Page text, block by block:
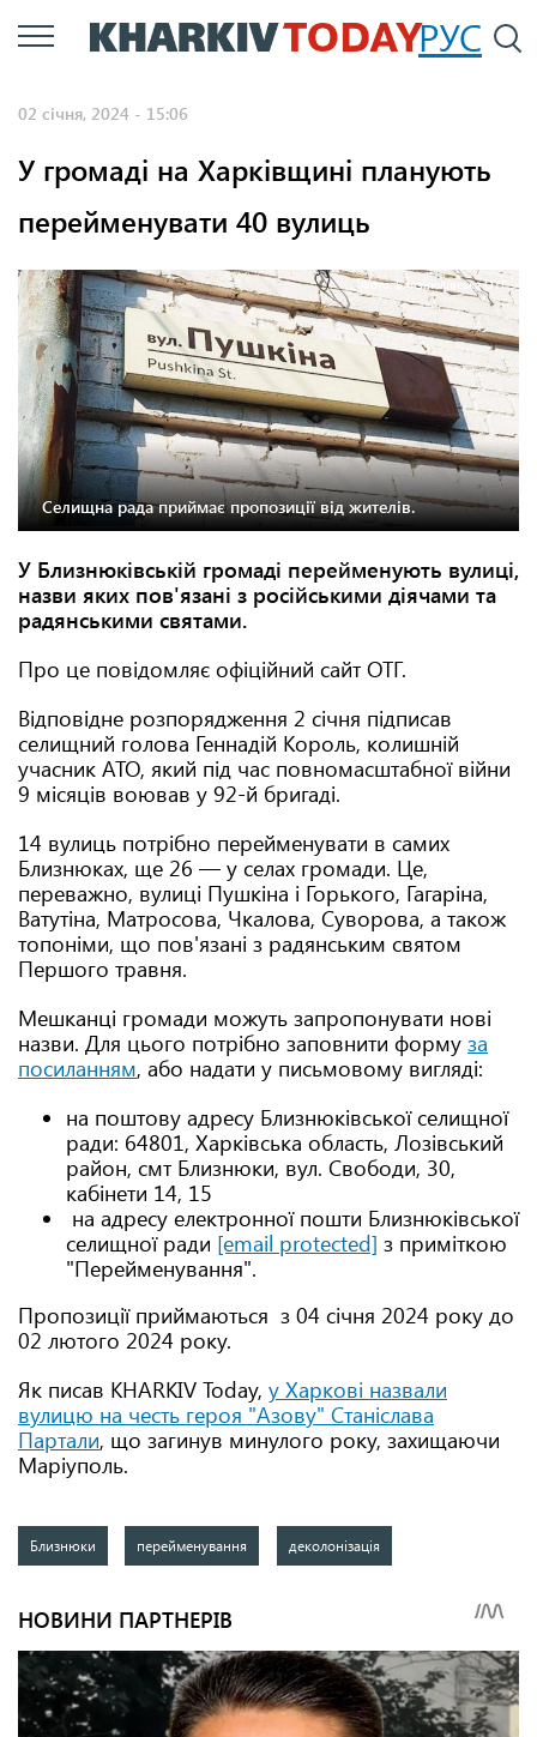
Перейти
до
РУС
02 січня, 2024 - 15:06
У громаді на Харківщині планують
перейменувати 40 вулиць
Фото: Близнюківська ОТГ
Селищна рада приймає пропозиції від жителів.
У Близнюківській громаді перейменують вулиці,
назви яких пов'язані з російськими діячами та
радянськими святами.
Про це повідомляє офіційний сайт ОТГ.
Відповідне розпорядження 2 січня підписав
селищний голова Геннадій Король, колишній
учасник АТО, який під час повномасштабної війни
9 місяців воював у 92-й бригаді.
14 вулиць потрібно перейменувати в самих
Близнюках, ще 26 — у селах громади. Це,
переважно, вулиці Пушкіна і Горького, Гагаріна,
Ватутіна, Матросова, Чкалова, Суворова, а також
топоніми, що пов'язані з радянським святом
Першого травня.
Мешканці громади можуть запропонувати нові
назви. Для цього потрібно заповнити форму за
посиланням, або надати у письмовому вигляді:
на поштову адресу Близнюківської селищної
ради: 64801, Харківська область, Лозівський
район, смт Близнюки, вул. Свободи, 30,
кабінети 14, 15
на адресу електронної пошти Близнюківської
селищної ради [email protected] з приміткою
"Перейменування".
Пропозиції приймаються з 04 січня 2024 року до
02 лютого 2024 року.
Як писав KHARKIV Today, у Харкові назвали
вулицю на честь героя "Азову" Станіслава
Партали, що загинув минулого року, захищаючи
Маріуполь.
Близнюки перейменування деколонізація